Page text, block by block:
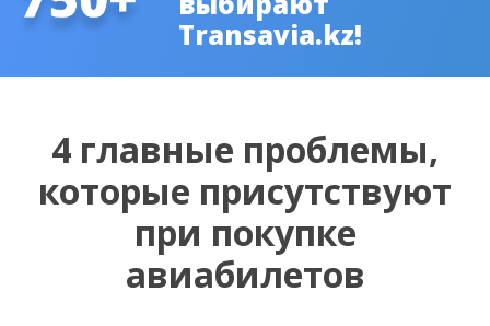
Transavia.kz!
4 главные проблемы,
которые присутствуют
при покупке
авиабилетов